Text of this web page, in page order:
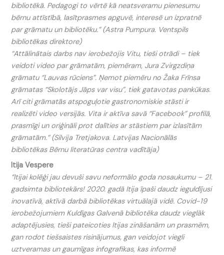
bibliotēkā. Pedagogi to vērtē kā neatsveramu pienesumu
bērnu attīstībā, lasītprasmes apguvē, interesē un izpratnē
par grāmatu un bibliotēku.” (Astra Pumpura. Ventspils
bibliotēkas direktore)
“Attālinātais darbs nav ierobežojis Vitu, tieši otrādi – tiek
veidoti video par grāmatām, piemēram, Jura Zvirgzdiņa
grāmatu “Lauvas rūciens”. Ņemot piemēru no Žaka Frīnsa
grāmatas “Skolotājs Jāps var visu”, tiek gatavotas pankūkas.
Arī citi grāmatās atspoguļotie gastronomiskie stāsti ir
realizēti video versijās. Vita ir aktīva savā “Facebook” profilā,
prasmīgi un oriģināli prot dalīties ar stāstiem par izlasītām
grāmatām.” (Silvija Tretjakova. Latvijas Nacionālās
bibliotēkas Bērnu literatūras centra vadītāja)
Itija Vespere
“Itijai kolēģi jau devuši savu neformālo goda nosaukumu – 21.
gadsimta bibliotekārs! 2020. gadā Itija īpaši daudz ieguldījusi
inovatīvā, aktīvā darbā bibliotēkas virtuālajā vidē. Covid-19
ierobežojumiem Kuldīgas Galvenā bibliotēka daudz vieglāk
adaptējusies, tieši pateicoties Itijas zināšanām un prasmēm,
gan rodot tiešsaistes risinājumus, gan veidojot viegli
uztveramas un gaumīgas infografikas, kas informē